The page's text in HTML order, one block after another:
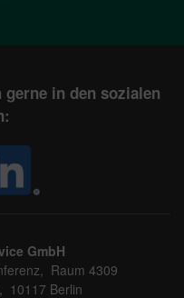
gerne in den sozialen
GmbH
Raum 4309
10117 Berlin